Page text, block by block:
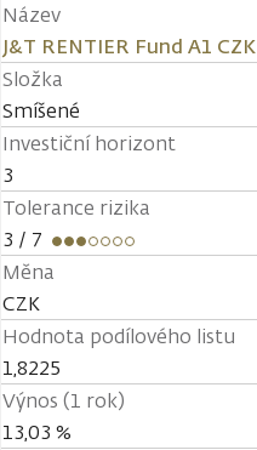
Název
J&T RENTIER Fund A1 CZK
Složka
Smíšené
Investiční horizont
3
Tolerance rizika
3 / 7
Měna
CZK
Hodnota podílového listu
1,8225
Výnos (1 rok)
13,03 %